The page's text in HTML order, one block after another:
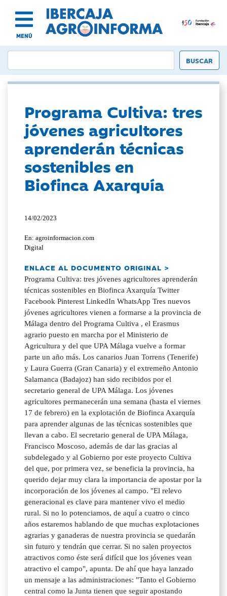
MENÚ
Programa Cultiva: tres
jóvenes agricultores
aprenderán técnicas
sostenibles en
Biofinca Axarquía
14/02/2023
En: agroinformacion.com
Digital
ENLACE AL DOCUMENTO ORIGINAL >
Programa Cultiva: tres jóvenes agricultores aprenderán
técnicas sostenibles en Biofinca Axarquía Twitter
Facebook Pinterest LinkedIn WhatsApp Tres nuevos
jóvenes agricultores vienen a formarse a la provincia de
Málaga dentro del Programa Cultiva , el Erasmus
agrario puesto en marcha por el Ministerio de
Agricultura y del que UPA Málaga vuelve a formar
parte un año más. Los canarios Juan Torrens (Tenerife)
y Laura Guerra (Gran Canaria) y el extremeño Antonio
Salamanca (Badajoz) han sido recibidos por el
secretario general de UPA Málaga. Los jóvenes
agricultores permanecerán una semana (hasta el viernes
17 de febrero) en la explotación de Biofinca Axarquía
para aprender algunas de las técnicas sostenibles que
llevan a cabo. El secretario general de UPA Málaga,
Francisco Moscoso, además de dar las gracias al
subdelegado y al Gobierno por este proyecto Cultiva
del que, por primera vez, se beneficia la provincia, ha
querido dejar muy clara la importancia de apostar por la
incorporación de los jóvenes al campo. "El relevo
generacional es clave para mantener vivo el medio
rural. Si no lo potenciamos, de aquí a cuatro o cinco
años estaremos hablando de que muchas explotaciones
agrarias y ganaderas de nuestra provincia se quedarán
sin futuro y tendrán que cerrar. Si no salen proyectos
atractivos como éste será difícil que los jóvenes vean
atractivo el campo", apunta. De ahí que haya lanzado
un mensaje a las administraciones: "Tanto el Gobierno
central como la Junta tienen que seguir apostando